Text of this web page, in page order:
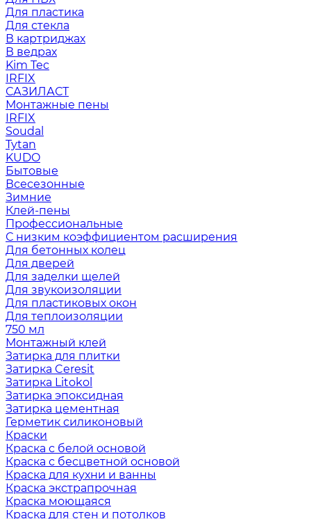
Для пластика
Для стекла
В картриджах
В ведрах
Kim Tec
IRFIX
САЗИЛАСТ
Монтажные пены
IRFIX
Soudal
Tytan
KUDO
Бытовые
Всесезонные
Зимние
Клей-пены
Профессиональные
С низким коэффициентом расширения
Для бетонных колец
Для дверей
Для заделки щелей
Для звукоизоляции
Для пластиковых окон
Для теплоизоляции
750 мл
Монтажный клей
Затирка для плитки
Затирка Ceresit
Затирка Litokol
Затирка эпоксидная
Затирка цементная
Герметик силиконовый
Краски
Краска с белой основой
Краска с бесцветной основой
Краска для кухни и ванны
Краска экстрапрочная
Краска моющаяся
Краска для стен и потолков